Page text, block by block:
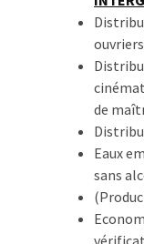
de
Eaux
sans